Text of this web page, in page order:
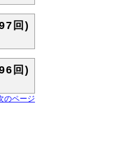
回)
回)
のページ